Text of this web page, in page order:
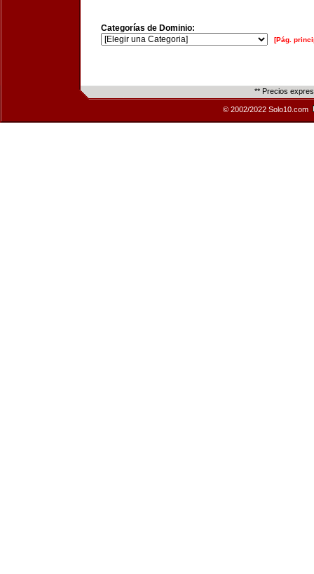
Categorías de Dominio:
[Pág.
** Precios
© 2002/2022 Solo10.com